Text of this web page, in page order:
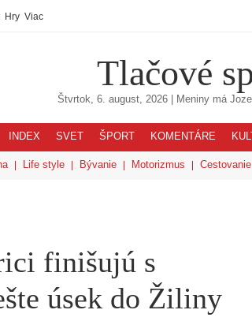
Hry Viac
Tlačové
Štvrtok, 6. august, 2026| Meniny má
INDEX SVET ŠPORT KOMENTÁRE
Life style Bývanie Motorizmus Cestovanie
finišujú s
úsek do Žiliny